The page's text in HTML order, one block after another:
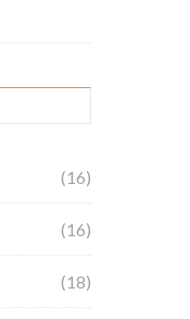
(16)
(16)
(18)